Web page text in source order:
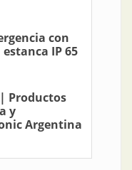
con
IP 65
Productos
y
Argentina